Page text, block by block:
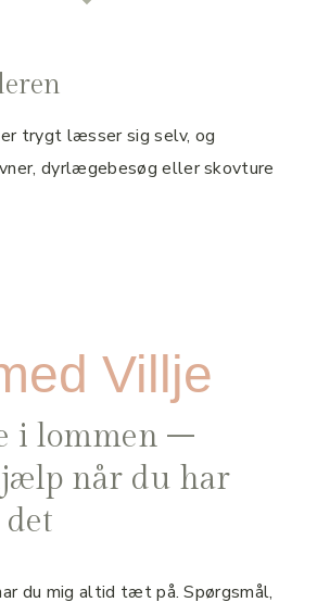
trygt læsser sig selv, og
dyrlægebesøg eller skovture
Villje
i lommen –
når du har
du mig altid tæt på. Spørgsmål,